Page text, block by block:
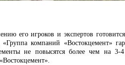
игроков и экспертов готовится к
«Группа компаний «Востокцемент»
не повысятся более чем на 3-